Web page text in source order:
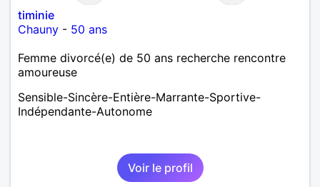
timinie
Chauny - 50 ans
Femme divorcé(e) de 50 ans recherche rencontre
amoureuse
Sensible-Sincère-Entière-Marrante-Sportive-
Indépendante-Autonome
Voir le profil